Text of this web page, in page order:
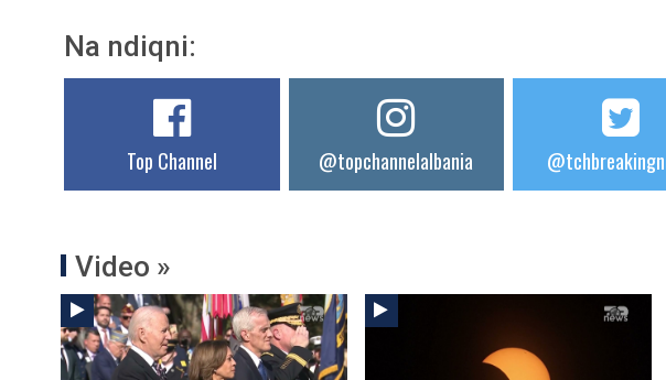
Na ndiqni:
Top Channel @topchannelalbania
Video »